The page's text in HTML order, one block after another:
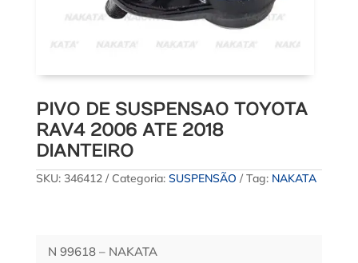
PIVO DE SUSPENSAO TOYOTA
RAV4 2006 ATE 2018
DIANTEIRO
SKU: 346412 Categoria: SUSPENSÃO Tag: NAKATA
N 99618 – NAKATA